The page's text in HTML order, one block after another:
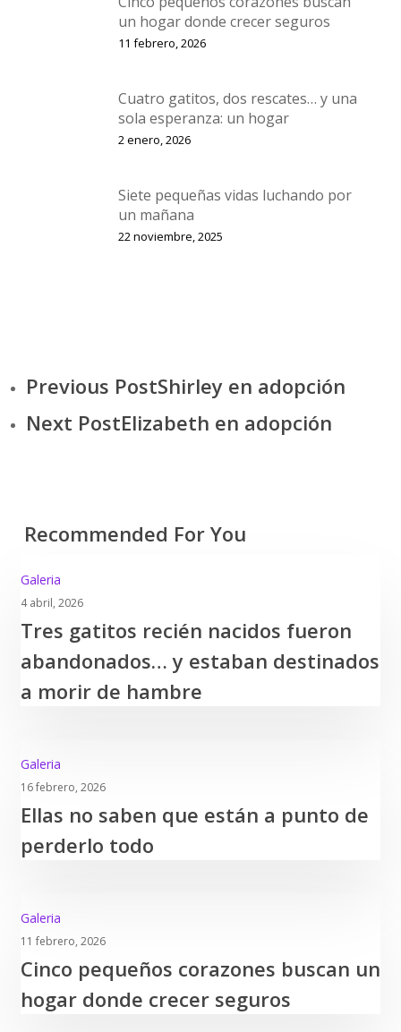
un hogar donde crecer seguros
11 febrero, 2026
Cuatro gatitos, dos rescates… y una
sola esperanza: un hogar
2 enero, 2026
Siete pequeñas vidas luchando por
un mañana
22 noviembre, 2025
Previous PostShirley en adopción
Next PostElizabeth en adopción
Recommended For You
GaleriaTres
gatitos
recién
nacidos
fueron
abandonados…
destinados
a
morir
hambre
4 abril, 2026
Tres gatitos recién nacidos fueron
abandonados… y estaban destinados
a morir de hambre
GaleriaEllas
no
saben
están
de
perderlo
todo
16 febrero, 2026
Ellas no saben que están a punto de
perderlo todo
GaleriaCinco
pequeños
corazones
buscan
un
11 febrero, 2026
Cinco pequeños corazones buscan un
hogar donde crecer seguros